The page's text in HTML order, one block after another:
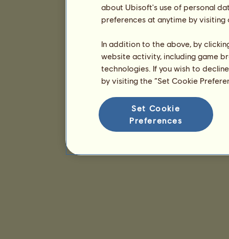
about Ubisoft's use of personal
preferences at anytime by
In addition to the above, by
website activity, including game
technologies. If you wish to
by visiting the “Set Cookie
Set Cookie
Preferences